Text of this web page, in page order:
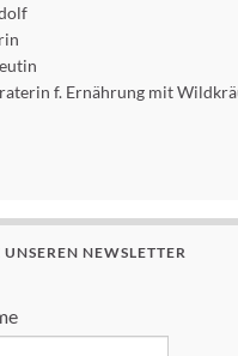
f. Ernährung mit
NEWSLETTER